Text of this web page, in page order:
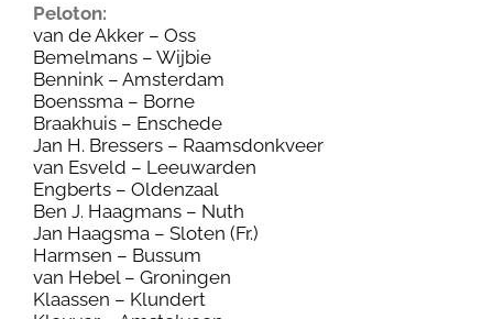
Peloton:
van de Akker – Oss
Bemelmans – Wijbie
Bennink – Amsterdam
Boenssma – Borne
Braakhuis – Enschede
Jan H. Bressers – Raamsdonkveer
van Esveld – Leeuwarden
Engberts – Oldenzaal
Ben J. Haagmans – Nuth
Jan Haagsma – Sloten (Fr.)
Harmsen – Bussum
van Hebel – Groningen
Klaassen – Klundert